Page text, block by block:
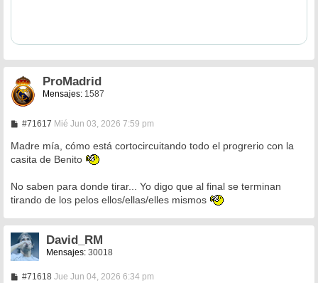
ProMadrid
Mensajes: 1587
#71617M
n
a
e
Mié Jun 03, 2026 7:59 pm
Madre mía, cómo está cortocircuitando todo el progrerio con la
casita de Benito
No saben para donde tirar... Yo digo que al final se terminan
tirando de los pelos ellos/ellas/elles mismos
David_RM
Mensajes: 30018
#71618MJue Jun 04, 2026 6:34 pm